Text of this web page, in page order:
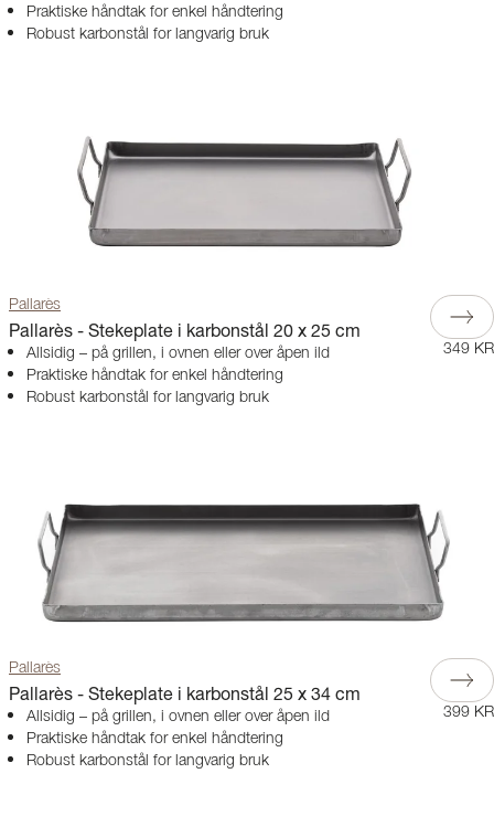
Praktiske håndtak for enkel håndtering
Robust karbonstål for langvarig bruk
Pallarès
Pallarès - Stekeplate i karbonstål 20 x 25 cm
Allsidig – på grillen, i ovnen eller over åpen ild
Praktiske håndtak for enkel håndtering
Robust karbonstål for langvarig bruk
349 KR
Pallarès
Pallarès - Stekeplate i karbonstål 25 x 34 cm
Allsidig – på grillen, i ovnen eller over åpen ild
Praktiske håndtak for enkel håndtering
Robust karbonstål for langvarig bruk
399 KR